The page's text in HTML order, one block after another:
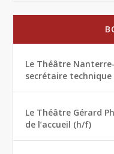
Le Théâtre
secrétaire
Le Théâtre Gérard
de l’accueil (h/f)